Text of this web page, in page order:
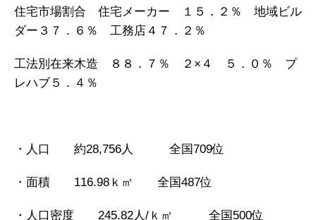
住宅市場割合 住宅メーカー １５．２％ 地域ビル
ダー３７．６％ 工務店４７．２％
工法別在来木造 ８８．７％ ２×４ ５．０％ プ
レハブ５．４％
・人口 約28,756人 全国709位
・面積 116.98ｋ㎡ 全国487位
・人口密度 245.82人/ｋ㎡ 全国500位